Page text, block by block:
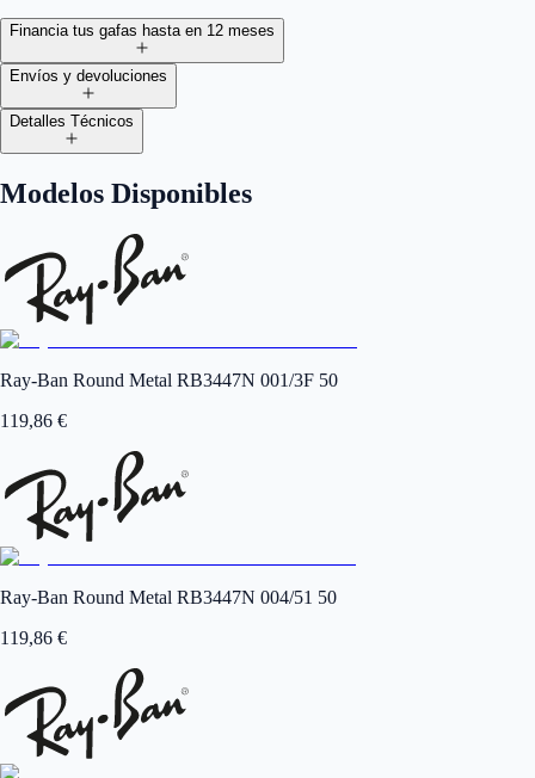
Financia tus gafas hasta en 12 meses
Envíos y devoluciones
Detalles Técnicos
Modelos Disponibles
Ray-Ban Round Metal RB3447N 001/3F 50
119,86 €
Ray-Ban Round Metal RB3447N 004/51 50
119,86 €